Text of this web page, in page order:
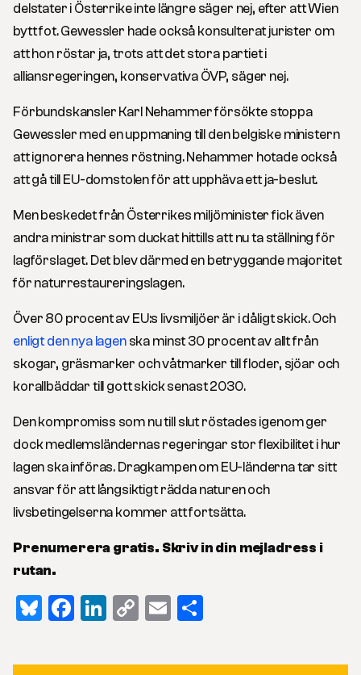
delstater i Österrike inte längre säger nej, efter att Wien
bytt fot. Gewessler hade också konsulterat jurister om
att hon röstar ja, trots att det stora partiet i
alliansregeringen, konservativa ÖVP, säger nej.
Förbundskansler Karl Nehammer försökte stoppa
Gewessler med en uppmaning till den belgiske ministern
att ignorera hennes röstning. Nehammer hotade också
att gå till EU-domstolen för att upphäva ett ja-beslut.
Men beskedet från Österrikes miljöminister fick även
andra ministrar som duckat hittills att nu ta ställning för
lagförslaget. Det blev därmed en betryggande majoritet
för naturrestaureringslagen.
Över 80 procent av EU:s livsmiljöer är i dåligt skick. Och
enligt den nya lagenska minst 30 procent av allt från
skogar, gräsmarker och våtmarker till floder, sjöar och
korallbäddar till gott skick senast 2030.
Den kompromiss som nu till slut röstades igenom ger
dock medlemsländernas regeringar stor flexibilitet i hur
lagen ska införas. Dragkampen om EU-länderna tar sitt
ansvar för att långsiktigt rädda naturen och
livsbetingelserna kommer att fortsätta.
Prenumerera gratis. Skriv in din mejladress i
rutan.
Bluesky
Facebook
LinkedIn
CopyEmail